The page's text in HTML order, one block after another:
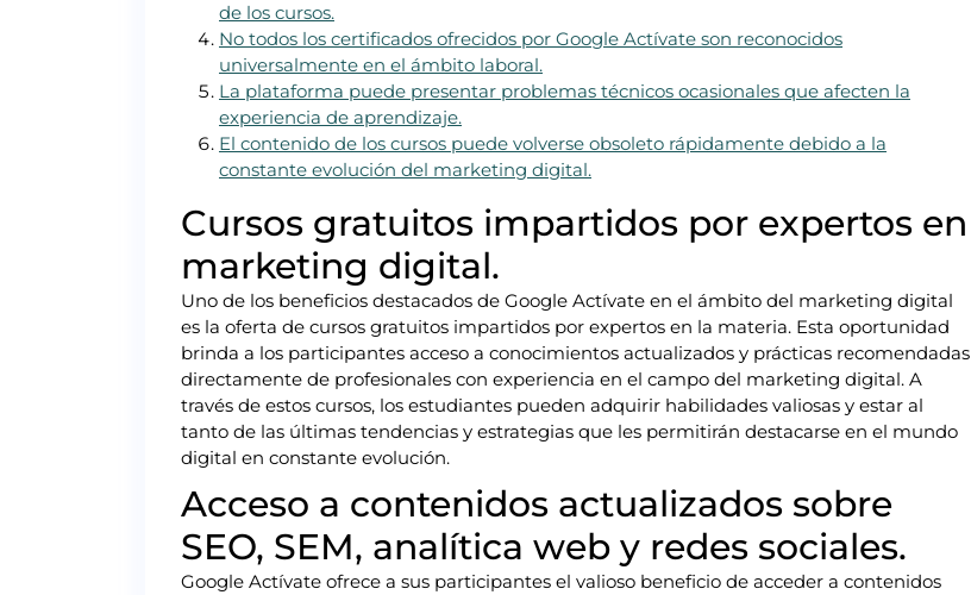
de los cursos.
No todos los certificados ofrecidos por Google Actívate son reconocidos
universalmente en el ámbito laboral.
La plataforma puede presentar problemas técnicos ocasionales que afecten la
experiencia de aprendizaje.
El contenido de los cursos puede volverse obsoleto rápidamente debido a la
constante evolución del marketing digital.
Cursos gratuitos impartidos por expertos en
marketing digital.
Uno de los beneficios destacados de Google Actívate en el ámbito del marketing digital
es la oferta de cursos gratuitos impartidos por expertos en la materia. Esta oportunidad
brinda a los participantes acceso a conocimientos actualizados y prácticas recomendadas
directamente de profesionales con experiencia en el campo del marketing digital. A
través de estos cursos, los estudiantes pueden adquirir habilidades valiosas y estar al
tanto de las últimas tendencias y estrategias que les permitirán destacarse en el mundo
digital en constante evolución.
Acceso a contenidos actualizados sobre
SEO, SEM, analítica web y redes sociales.
Google Actívate ofrece a sus participantes el valioso beneficio de acceder a contenidos